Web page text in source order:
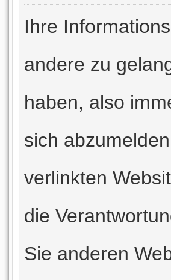
Ihre
andere zu
haben, also
sich
verlinkten
die
Sie anderen